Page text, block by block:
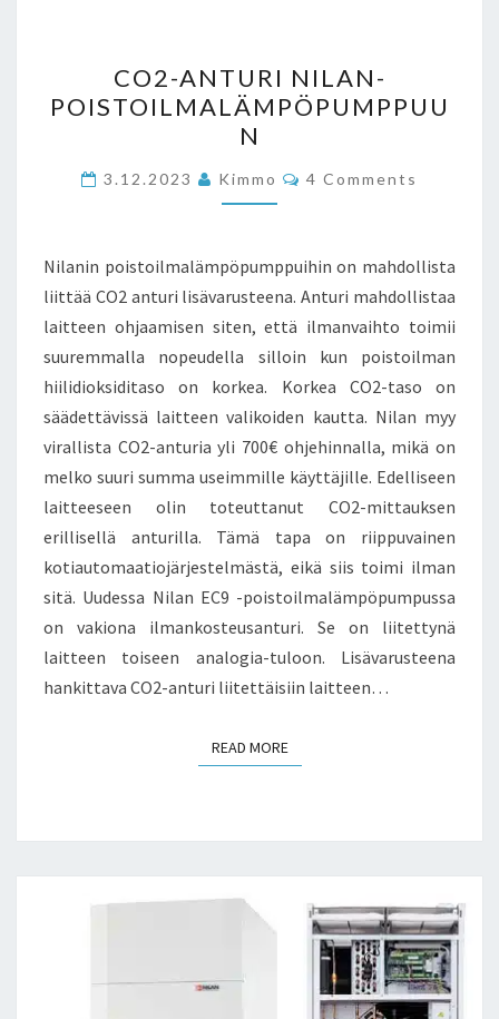
ANTURI
NILAN-
CO2-ANTURI NILAN-
POISTOILMALÄMPÖPUMPPUU
N
3.12.2023 Kimmo Comments
4 Comments
Nilanin poistoilmalämpöpumppuihin on mahdollista
liittää CO2 anturi lisävarusteena. Anturi mahdollistaa
laitteen ohjaamisen siten, että ilmanvaihto toimii
suuremmalla nopeudella silloin kun poistoilman
hiilidioksiditaso on korkea. Korkea CO2-taso on
säädettävissä laitteen valikoiden kautta. Nilan myy
virallista CO2-anturia yli 700€ ohjehinnalla, mikä on
melko suuri summa useimmille käyttäjille. Edelliseen
laitteeseen olin toteuttanut CO2-mittauksen
erillisellä anturilla. Tämä tapa on riippuvainen
kotiautomaatiojärjestelmästä, eikä siis toimi ilman
sitä. Uudessa Nilan EC9 -poistoilmalämpöpumpussa
on vakiona ilmankosteusanturi. Se on liitettynä
laitteen toiseen analogia-tuloon. Lisävarusteena
hankittava CO2-anturi liitettäisiin laitteen…
READ MOREREAD MORE